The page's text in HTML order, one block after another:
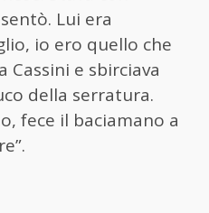
Lui era
io ero quello che
Cassini e sbirciava
della serratura.
fece il baciamano a